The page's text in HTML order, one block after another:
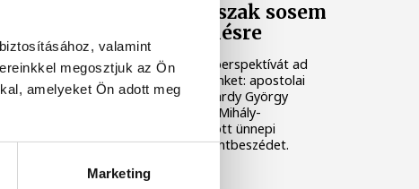
valamint
megosztjuk az Ön
amelyeket Ön adott meg
Marketing
Udvardy: az erőszak sosem
vezet megbékélésre
Krisztus feltámadása új perspektívát ad
nekünk, megváltoztat minket: apostolai
lehetünk az életnek. Udvardy György
veszprémi érsek a Szent Mihály-
főszékesegyházban tartott ünnepi
szentmisén mondott szentbeszédet.